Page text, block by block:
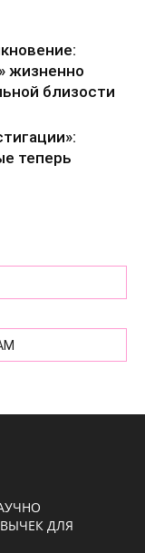
жизненно
близости
теперь
ДЛЯ